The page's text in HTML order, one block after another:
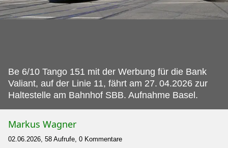
Be 6/10 Tango 151 mit der Werbung für die Bank
Valiant, auf der Linie 11, fährt am 27. 04.2026 zur
Haltestelle am Bahnhof SBB. Aufnahme Basel.
Markus Wagner
02.06.2026, 58 Aufrufe, 0 Kommentare